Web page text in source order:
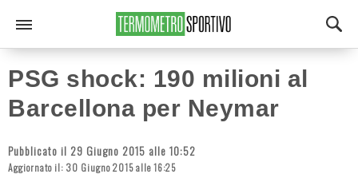
PSG shock: 190 milioni al
Barcellona per Neymar
Pubblicato il 29 Giugno 2015 alle 10:52
Aggiornato il: 30 Giugno 2015 alle 16:25